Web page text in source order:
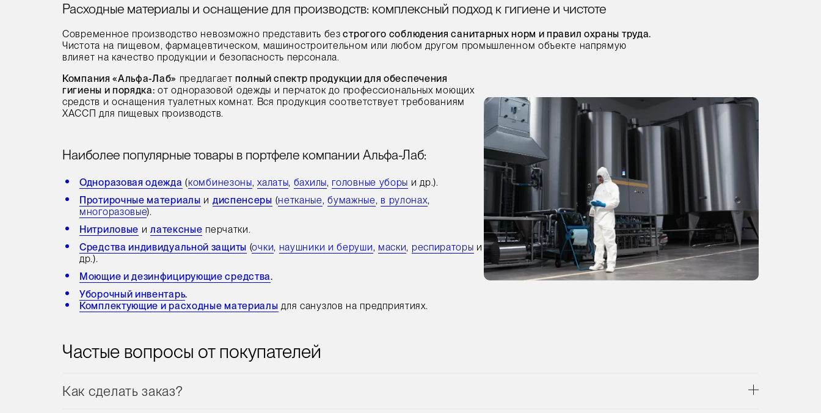
Расходные материалы и оснащение для производств: комплексный подход к гигиене и чистоте
Современное производство невозможно представить без строгого соблюдения санитарных норм и правил охраны труда.
Чистота на пищевом, фармацевтическом, машиностроительном или любом другом промышленном объекте напрямую
влияет на качество продукции и безопасность персонала.
Компания «Альфа-Лаб» предлагаетполный спектр продукции для обеспечения
гигиены и порядка: от одноразовой одежды и перчаток до профессиональных моющих
средств и оснащения туалетных комнат. Вся продукция соответствует требованиям
ХАССП для пищевых производств.
Наиболее популярные товары в портфеле компании Альфа-Лаб:
Одноразовая одежда (комбинезоны,халаты, бахилы, головные уборы и др.).
Протирочные материалы и диспенсеры (нетканые,бумажные, в рулонах,
многоразовые).
Нитриловые илатексные перчатки.
Средства индивидуальной защиты (очки, наушники и беруши, маски, респираторы и
др.).
Моющие и дезинфицирующие средства.
Уборочный инвентарь.
Комплектующие и расходные материалы для санузлов на предприятиях.
Частые вопросы от покупателей
Как сделать заказ?